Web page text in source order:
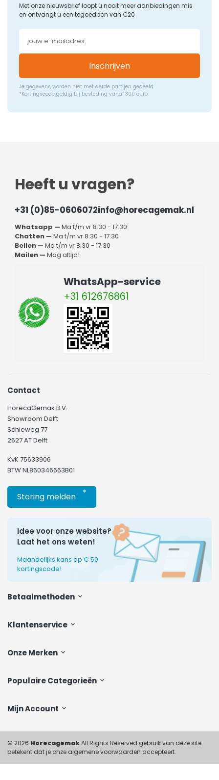
Met onze nieuwsbrief loopt u nooit meer aanbiedingen mis
en ontvangt u een tegoedbon van €20
Inschrijven
Je gegevens worden niet met derde partijen gedeeld
*Kortingscode geldig bij besteding vanaf 300 euro
Heeft u vragen?
+31 (0)85-0606072info@horecagemak.nl
Whatsapp — Ma t/m vr 8.30 - 17.30
Chatten — Ma t/m vr 8.30 - 17.30
Bellen — Ma t/m vr 8.30 - 17.30
Mailen — Mag altijd!
WhatsApp-service
+31 612676861
Klantenservice
Onze Merken
Populaire Categorieën
Mijn Account
Contact
HorecaGemak B.V.
Showroom Delft
Schieweg 77
2627 AT Delft
KvK 75633906
BTW NL860346663B01
Storing melden *
Idee voor onze website?
Laat het ons weten!
Maandelijks kans op € 50
kortingscode!
Betaalmethoden
© 2026 HorecagemakAll Rights Reserved gebruik van deze site
betekent dat je onze algemene voorwaarden accepteert.